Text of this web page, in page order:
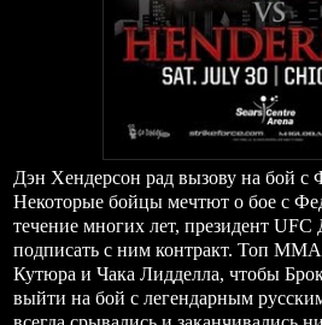
Дэн Хендерсон рад вызову на бой с
Некоторые бойцы мечтют о бое с
течение многих лет, президент
подписать с ним контракт. Топ ММА
Кутюра и Чака Лидделла, чтобы
выйти на бой с легендарным